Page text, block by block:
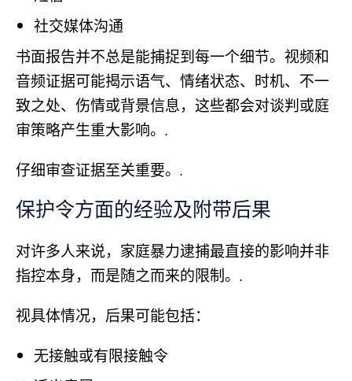
社交媒体沟通
书面报告并不总是能捕捉到每一个细节。视频和
音频证据可能揭示语气、情绪状态、时机、不一
致之处、伤情或背景信息，这些都会对谈判或庭
审策略产生重大影响。.
仔细审查证据至关重要。.
保护令方面的经验及附带后果
对许多人来说，家庭暴力逮捕最直接的影响并非
指控本身，而是随之而来的限制。.
视具体情况，后果可能包括：
无接触或有限接触令